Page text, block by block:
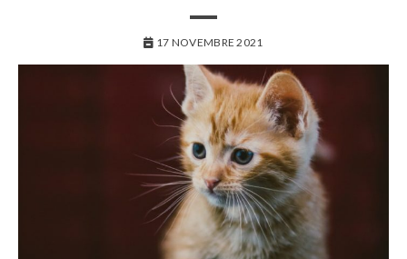
17 NOVEMBRE 2021